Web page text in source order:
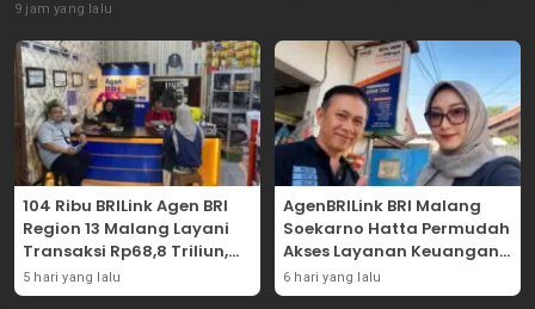
9 jam yang lalu
104 Ribu BRILink Agen BRI
Region 13 Malang Layani
Transaksi Rp68,8 Triliun,
Perkuat Akses Keuangan
Masyarakat
5 hari yang lalu
AgenBRILink BRI Malang
Soekarno Hatta Permudah
Akses Layanan Keuangan
Masyarakat
6 hari yang lalu